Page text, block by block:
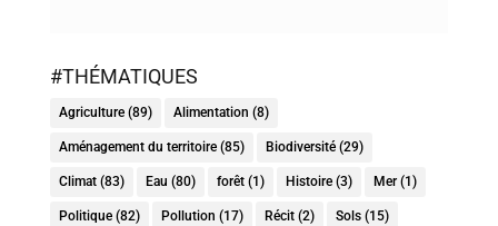
#THÉMATIQUES
Agriculture(89) Alimentation (8)
Aménagement du territoire(85) Biodiversité(29)
Climat(83) Eau (80) forêt(1) Histoire(3) Mer(1)
Politique(82) Pollution (17) Récit(2) Sols(15)